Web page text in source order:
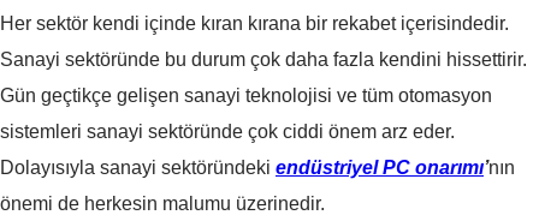
Her sektör kendi içinde kıran kırana bir rekabet içerisindedir.
Sanayi sektöründe bu durum çok daha fazla kendini hissettirir.
Gün geçtikçe gelişen sanayi teknolojisi ve tüm otomasyon
sistemleri sanayi sektöründe çok ciddi önem arz eder.
Dolayısıyla sanayi sektöründeki endüstriyel PC onarımı’nın
önemi de herkesin malumu üzerinedir.